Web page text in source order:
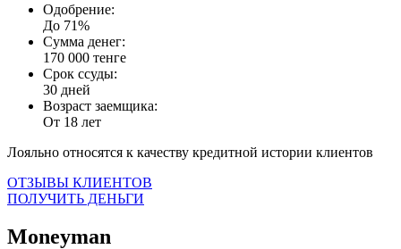
Одобрение:
До 71%
Сумма денег:
170 000 тенге
Срок ссуды:
30 дней
Возраст заемщика:
От 18 лет
Лояльно относятся к качеству кредитной истории клиентов
ОТЗЫВЫ КЛИЕНТОВ
ПОЛУЧИТЬ ДЕНЬГИ
Moneyman